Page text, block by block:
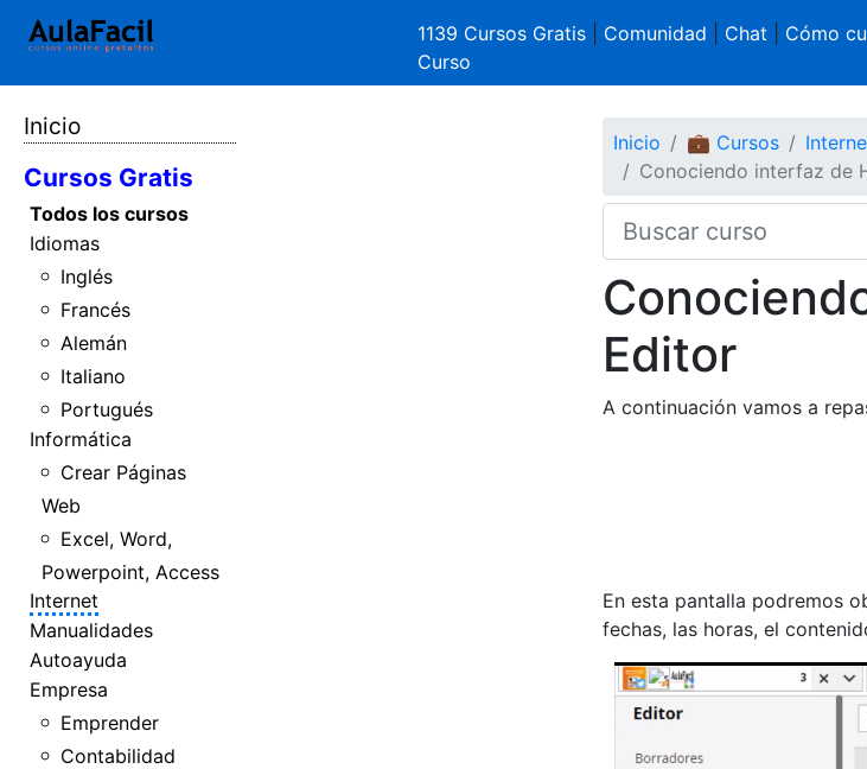
1139 Cursos Gratis Comunidad Chat Cómo
Curso
Inicio
Cursos Gratis
Todos los cursos
Idiomas
Inglés
Francés
Alemán
Italiano
Portugués
Informática
Crear Páginas
Web
Excel, Word,
Powerpoint, Access
Internet
Manualidades
Autoayuda
Empresa
Emprender
Contabilidad
Inicio 💼 Cursos
Conociendo interfaz de
Editor
A continuación vamos a
En esta pantalla podremos
fechas, las horas, el